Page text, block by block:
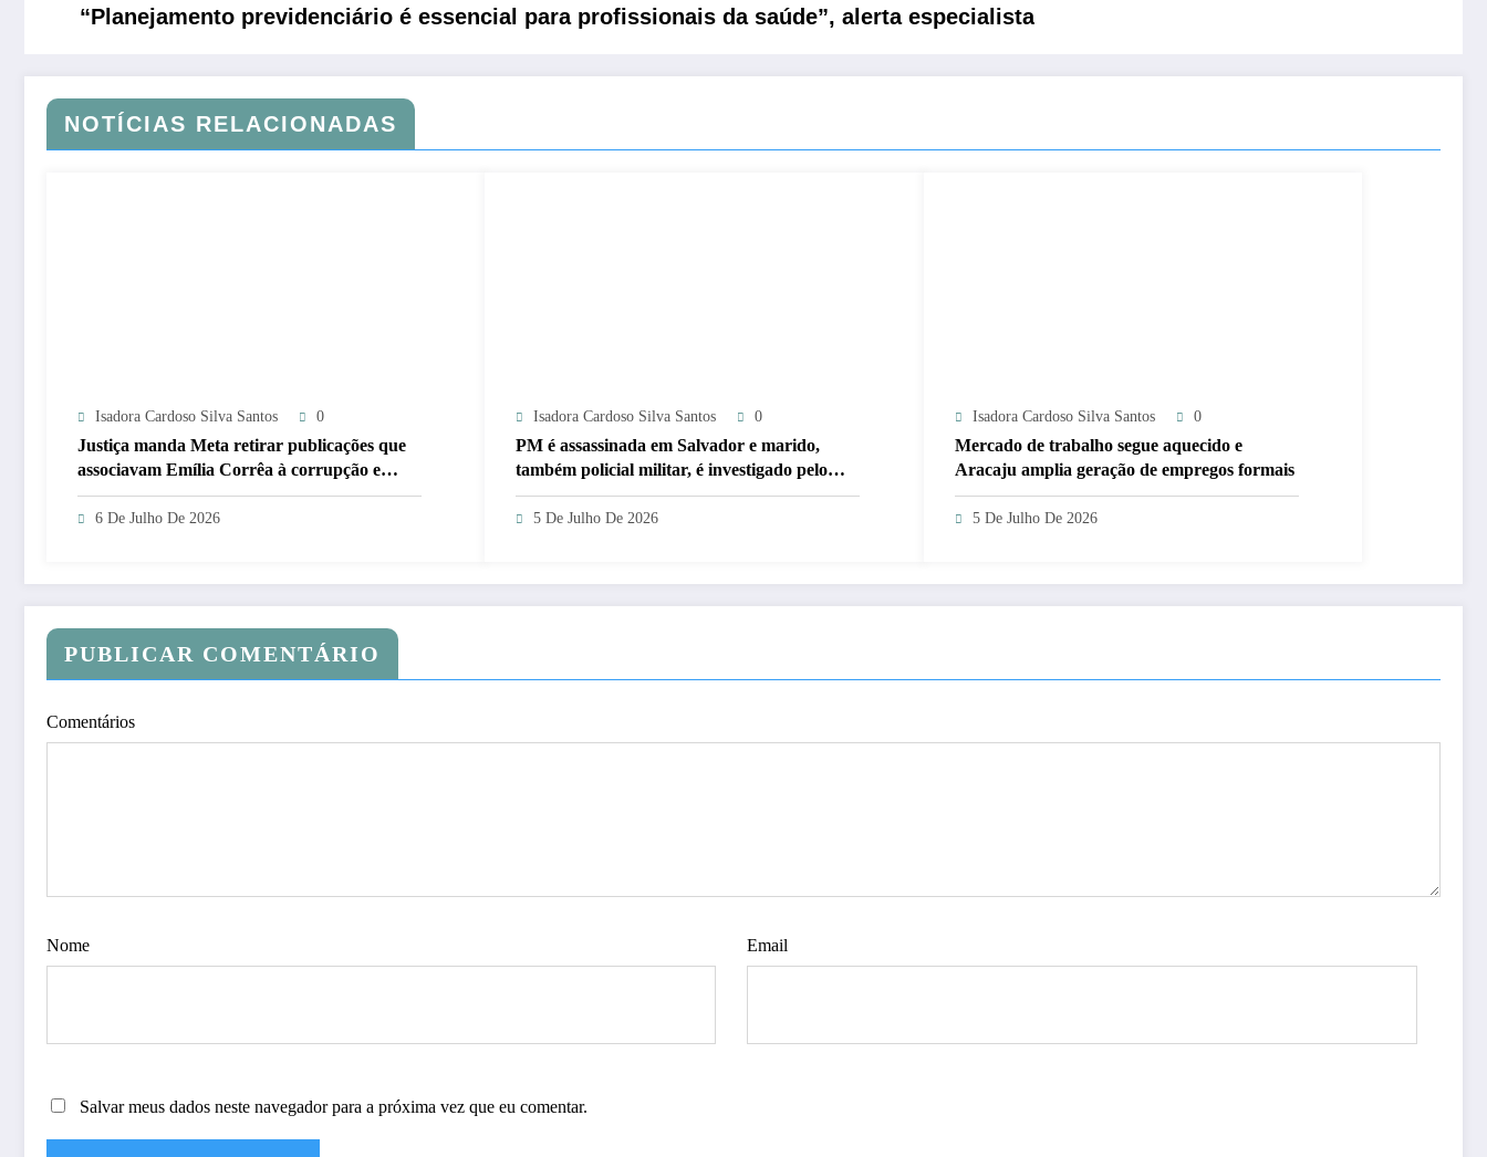
“Planejamento previdenciário é essencial para profissionais da saúde”, alerta especialista
NOTÍCIAS RELACIONADAS
Isadora Cardoso Silva Santos 0
Justiça manda Meta retirar publicações que
associavam Emília Corrêa à corrupção e
identificar responsáveis
6 De Julho De 2026
Isadora Cardoso Silva Santos 0
PM é assassinada em Salvador e marido,
também policial militar, é investigado pelo
crime
5 De Julho De 2026
Isadora Cardoso Silva Santos 0
Mercado de trabalho segue aquecido e
Aracaju amplia geração de empregos formais
5 De Julho De 2026
PUBLICAR COMENTÁRIO
Comentários
Nome Email
Salvar meus dados neste navegador para a próxima vez que eu comentar.